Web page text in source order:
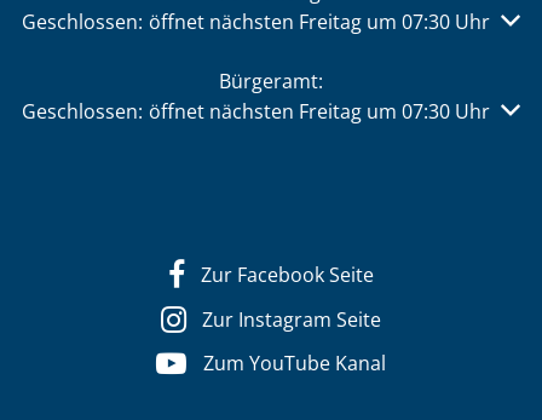
Klicken, um weitere Öffnungs- oder Schließzeiten
Geschlossen: öffnet nächsten Freitag um 07:30 Uhr
Bürgeramt:
Klicken, um weitere Öffnungs- oder Schließzeiten
Geschlossen: öffnet nächsten Freitag um 07:30 Uhr
Zur Facebook Seite
Zur Instagram Seite
Zum YouTube Kanal